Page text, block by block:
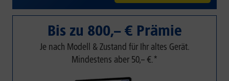
Bis zu 800,– € Prämie
Je nach Modell & Zustand für Ihr altes Gerät.
Mindestens aber 50,– €.*